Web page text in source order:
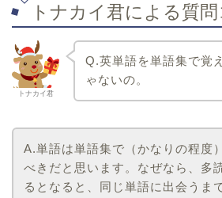
トナカイ君による質
トナカイ君
Q.英単語を単語集で覚
ゃないの。
A.単語は単語集で（かなりの程度
べきだと思います。なぜなら、多
るとなると、同じ単語に出会うま